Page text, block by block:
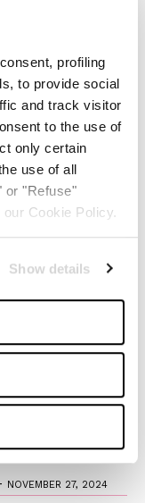
profiling
to provide social
and track visitor
to the use of
only certain
use of all
or "Refuse"
Cookie Policy.
Show details
del Natale e la
per i regali
moda e
-NOVEMBER 28, 2024
Louis
la magia
NOVEMBER 27, 2024